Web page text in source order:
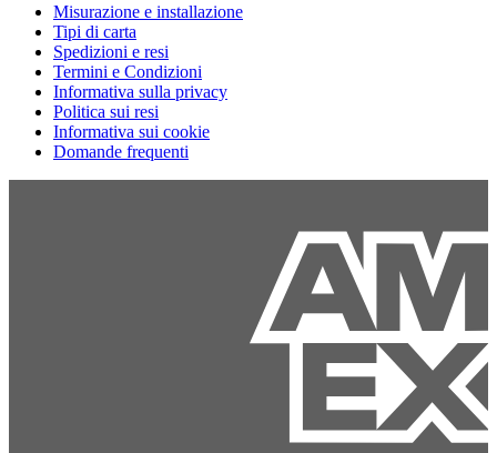
Misurazione e installazione
Tipi di carta
Spedizioni e resi
Termini e Condizioni
Informativa sulla privacy
Politica sui resi
Informativa sui cookie
Domande frequenti